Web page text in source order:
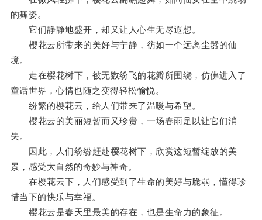
的舞姿。
它们静静地盛开，却又让人心生无尽遐想。
樱花云所带来的美好与宁静，彷如一个远离尘嚣的仙
境。
走在樱花树下，被无数纷飞的花瓣所围绕，仿佛进入了
童话世界，心情也随之变得轻松愉悦。
纷繁的樱花云，给人们带来了温暖与希望。
樱花云的美丽短暂而又珍贵，一场春雨足以让它们消
失。
因此，人们纷纷赶赴樱花树下，欣赏这短暂绽放的美
景，感受大自然的奇妙与神奇。
在樱花云下，人们感受到了生命的美好与脆弱，懂得珍
惜当下的快乐与幸福。
樱花云是春天里最美的存在，也是生命力的象征。